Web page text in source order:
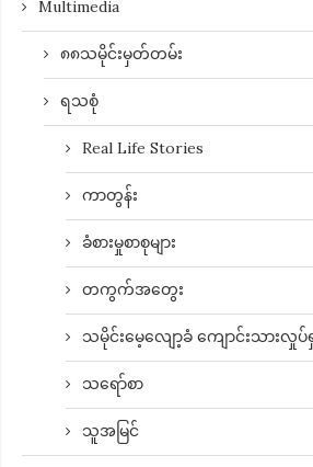
Multimedia
၈၈သမိုင်းမှတ်တမ်း
ရသစုံ
Real Life Stories
ကာတွန်း
ခံစားမှုစာစုများ
တကွက်အတွေး
သမိုင်းမေ့လျော့ခံ ကျောင်းသားလှုပ်
သရော်စာ
သူအမြင်